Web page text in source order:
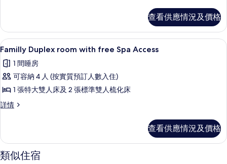
的
相
片
Spa
Access
詳
查看供應情況及價格
載
入
所
有
Familly
Duplex
free
Spa
Familly Duplex room with free Spa
2
Familly Duplex room with free Spa Access
1 間睡房
可容納 4 人 (按實質預訂人數入住)
1 張特大雙人床及 2 張標準雙人梳化床
詳情
Familly
free
Spa
Access
查看供應情況及價格
類似住宿